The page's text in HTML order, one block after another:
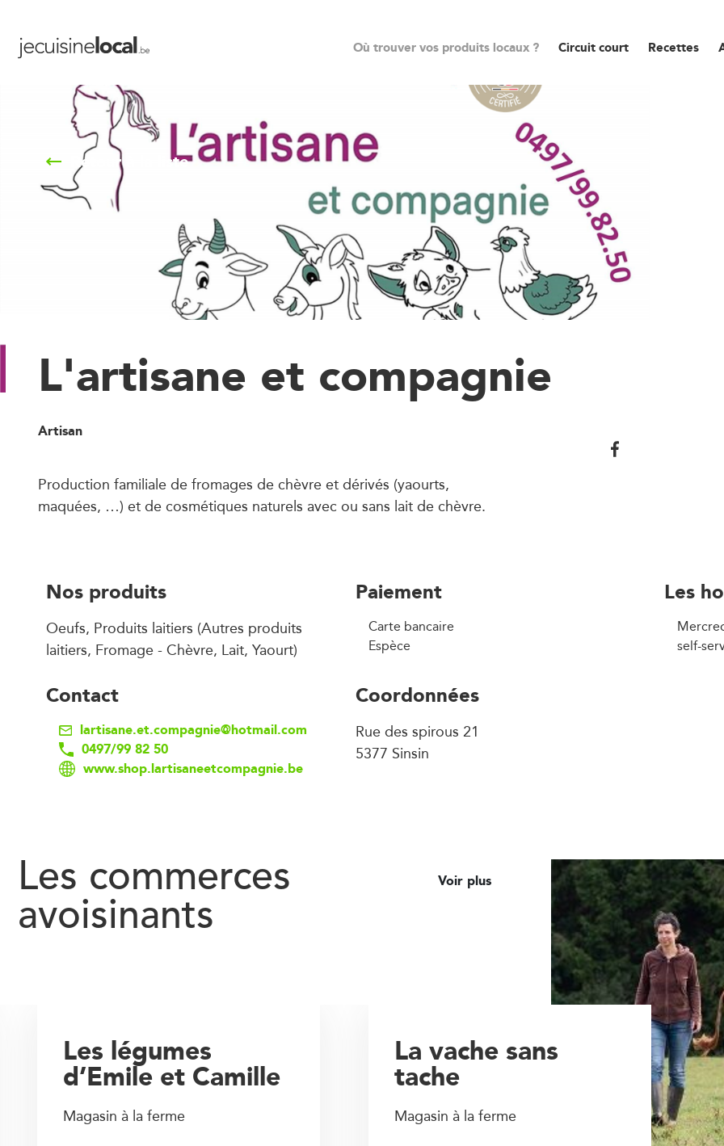
Où trouver vos produits locaux ? Circuit court Recettes
Retour à la liste
L'artisane et compagnie
Artisan
Production familiale de fromages de chèvre et dérivés (yaourts,
maquées, …) et de cosmétiques naturels avec ou sans lait de chèvre.
Nos produits
Oeufs, Produits laitiers (Autres produits
laitiers, Fromage - Chèvre, Lait, Yaourt)
Paiement
Carte bancaire
Espèce
Les
self-
Contact
lartisane.et.compagnie@hotmail.com
0497/99 82 50
www.shop.lartisaneetcompagnie.be
Coordonnées
Rue des spirous 21
5377 Sinsin
Les commerces
avoisinants
Voir plus
La vache sans
tache
Magasin à la ferme
Les légumes
d’Emile et Camille
Magasin à la ferme